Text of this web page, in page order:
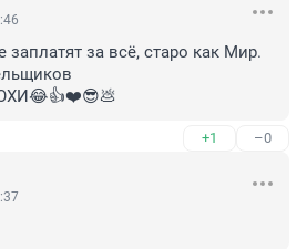
заплатят за всё, старо как Мир.
+1 –0